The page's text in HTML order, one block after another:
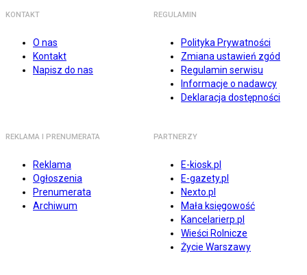
KONTAKT
O nas
Kontakt
Napisz do nas
REGULAMIN
Polityka Prywatności
Zmiana ustawień zgód
Regulamin serwisu
Informacje o nadawcy
Deklaracja dostępności
REKLAMA I PRENUMERATA
Reklama
Ogłoszenia
Prenumerata
Archiwum
PARTNERZY
E-kiosk.pl
E-gazety.pl
Nexto.pl
Mała księgowość
Kancelarierp.pl
Wieści Rolnicze
Życie Warszawy